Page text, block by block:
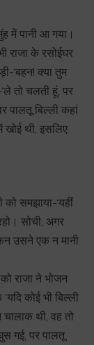
में पानी आ गया।
राजा के रसोईघर
‘बहन! क्या तुम
तो चलती हूं, पर
पालतू बिल्ली कहां
खोई थी, इसलिए
को समझाया-‘यहीं
सोची, अगर
उसने एक न मानी
राजा ने भोजन
कोई भी बिल्ली
चालाक थी, वह तो
गई, पर पालतू